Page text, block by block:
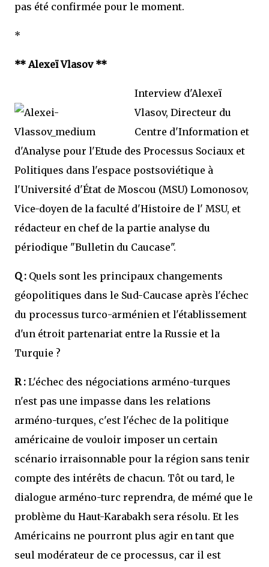
pas été confirmée pour le moment.
*
** Alexeï Vlasov **
Interview d'Alexeï
Vlasov, Directeur du
Centre d'Information et
d'Analyse pour l'Etude des Processus Sociaux et
Politiques dans l'espace postsoviétique à
l'Université d'État de Moscou (MSU) Lomonosov,
Vice-doyen de la faculté d'Histoire de l' MSU, et
rédacteur en chef de la partie analyse du
périodique "Bulletin du Caucase".
Q : Quels sont les principaux changements
géopolitiques dans le Sud-Caucase après l'échec
du processus turco-arménien et l'établissement
d'un étroit partenariat entre la Russie et la
Turquie ?
R : L'échec des négociations arméno-turques
n'est pas une impasse dans les relations
arméno-turques, c'est l'échec de la politique
américaine de vouloir imposer un certain
scénario irraisonnable pour la région sans tenir
compte des intérêts de chacun. Tôt ou tard, le
dialogue arméno-turc reprendra, de mémé que le
problème du Haut-Karabakh sera résolu. Et les
Américains ne pourront plus agir en tant que
seul modérateur de ce processus, car il est